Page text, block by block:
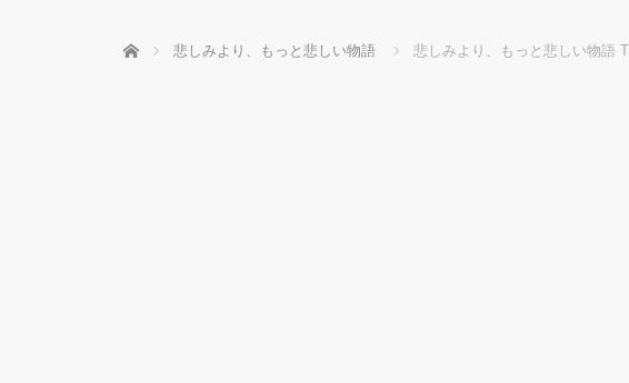
ホーム 悲しみより、もっと悲しい物語 悲しみより、もっと悲しい物語